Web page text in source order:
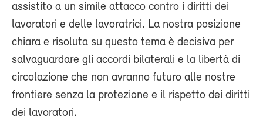
assistito a un simile attacco contro i diritti dei
lavoratori e delle lavoratrici. La nostra posizione
chiara e risoluta su questo tema è decisiva per
salvaguardare gli accordi bilaterali e la libertà di
circolazione che non avranno futuro alle nostre
frontiere senza la protezione e il rispetto dei diritti
dei lavoratori.